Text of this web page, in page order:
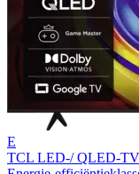
E
TCL LED-/ QLED-TV